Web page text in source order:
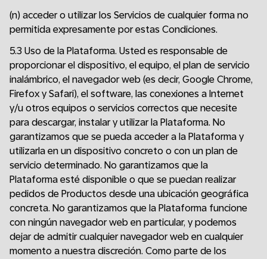
(n) acceder o utilizar los Servicios de cualquier forma no
permitida expresamente por estas Condiciones.
5.3 Uso de la Plataforma. Usted es responsable de
proporcionar el dispositivo, el equipo, el plan de servicio
inalámbrico, el navegador web (es decir, Google Chrome,
Firefox y Safari), el software, las conexiones a Internet
y/u otros equipos o servicios correctos que necesite
para descargar, instalar y utilizar la Plataforma. No
garantizamos que se pueda acceder a la Plataforma y
utilizarla en un dispositivo concreto o con un plan de
servicio determinado. No garantizamos que la
Plataforma esté disponible o que se puedan realizar
pedidos de Productos desde una ubicación geográfica
concreta. No garantizamos que la Plataforma funcione
con ningún navegador web en particular, y podemos
dejar de admitir cualquier navegador web en cualquier
momento a nuestra discreción. Como parte de los